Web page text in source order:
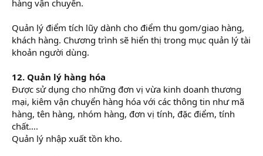
hàng vận chuyển.
Quản lý điểm tích lũy dành cho điểm thu gom/giao hàng,
khách hàng. Chương trình sẽ hiển thị trong mục quản lý tài
khoản người dùng.
12. Quản lý hàng hóa
Được sử dụng cho những đơn vị vừa kinh doanh thương
mại, kiêm vận chuyển hàng hóa với các thông tin như mã
hàng, tên hàng, nhóm hàng, đơn vị tính, đặc điểm, tính
chất….
Quản lý nhập xuất tồn kho.